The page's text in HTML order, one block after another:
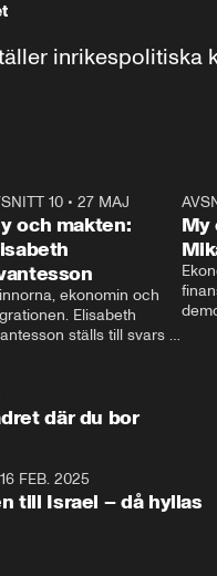
10 •27 MAJ
och makten:
ekonomin och
Elisabeth
ställs till svars
My
där du bor
16 FEB. 2025
till Israel – då hyllas